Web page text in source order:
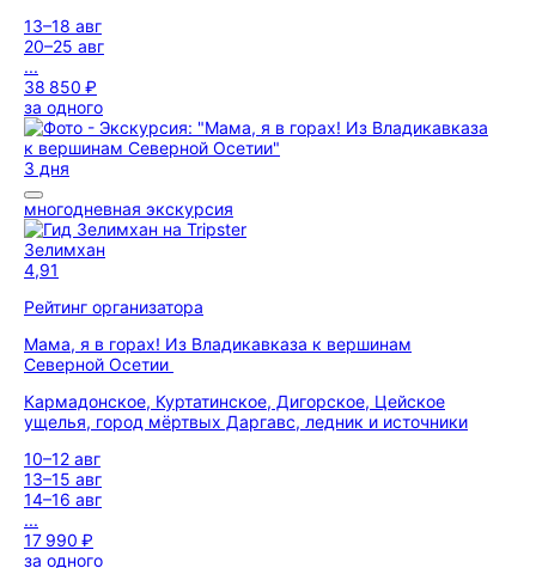
13–18 авг
20–25 авг
...
38 850 ₽
за одного
3 дня
многодневная экскурсия
Зелимхан
4,91
Рейтинг организатора
Мама, я в горах! Из Владикавказа к вершинам
Северной Осетии
Кармадонское, Куртатинское, Дигорское, Цейское
ущелья, город мёртвых Даргавс, ледник и источники
10–12 авг
13–15 авг
14–16 авг
...
17 990 ₽
за одного